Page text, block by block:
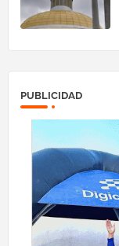
PUBLICIDAD